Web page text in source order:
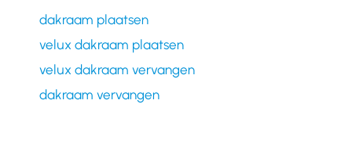
dakraam plaatsen
velux dakraam plaatsen
velux dakraam vervangen
dakraam vervangen